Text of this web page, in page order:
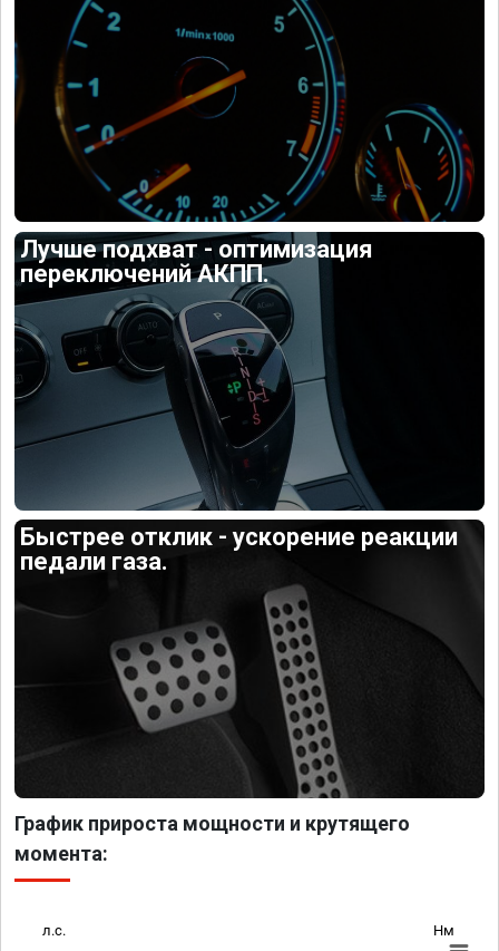
Лучше подхват - оптимизация
переключений АКПП.
Быстрее отклик - ускорение реакции
педали газа.
График прироста мощности и крутящего
момента:
л.с. Нм